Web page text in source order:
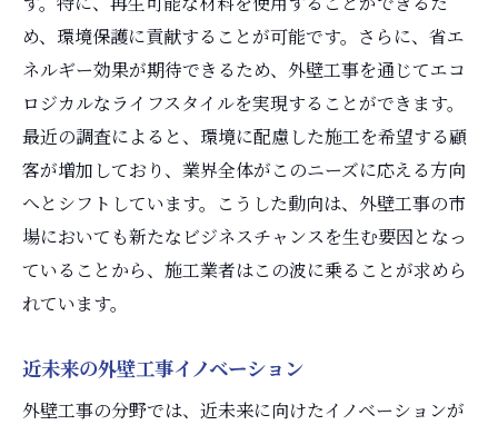
め、環境保護に貢献することが可能です。さらに、省エ
ネルギー効果が期待できるため、外壁工事を通じてエコ
ロジカルなライフスタイルを実現することができます。
最近の調査によると、環境に配慮した施工を希望する顧
客が増加しており、業界全体がこのニーズに応える方向
へとシフトしています。こうした動向は、外壁工事の市
場においても新たなビジネスチャンスを生む要因となっ
ていることから、施工業者はこの波に乗ることが求めら
れています。
近未来の外壁工事イノベーション
外壁工事の分野では、近未来に向けたイノベーションが